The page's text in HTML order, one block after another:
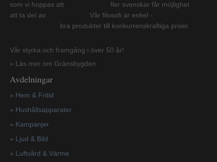
som vi hoppas att fler svenskar får möjlighet
att ta del av. Vår filosofi är enkel -
bra produkter till konkurrenskraftiga priser.
Vår styrka och framgång i över 50 år!
» Läs mer om Gränsbygden
Avdelningar
» Hem & Fritid
» Hushållsapparater
» Kampanjer
» Ljud & Bild
» Luftvård & Värme